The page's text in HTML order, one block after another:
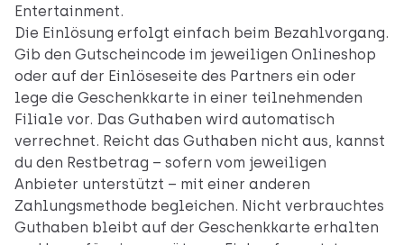
Entertainment.
Die Einlösung erfolgt einfach beim Bezahlvorgang.
Gib den Gutscheincode im jeweiligen Onlineshop
oder auf der Einlöseseite des Partners ein oder
lege die Geschenkkarte in einer teilnehmenden
Filiale vor. Das Guthaben wird automatisch
verrechnet. Reicht das Guthaben nicht aus, kannst
du den Restbetrag – sofern vom jeweiligen
Anbieter unterstützt – mit einer anderen
Zahlungsmethode begleichen. Nicht verbrauchtes
Guthaben bleibt auf der Geschenkkarte erhalten